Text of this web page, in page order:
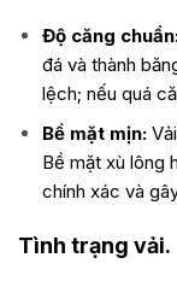
Độ căng
đá và thành
lệch; nếu quá
Bề mặt mịn:
Bề mặt xù lông
chính xác và
Tình trạng vải.